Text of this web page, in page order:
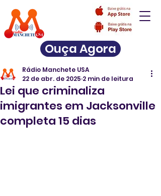
Ouça Agora
Lei que criminaliza
imigrantes em Jacksonville
completa 15 dias
Rádio Manchete USA
22 de abr. de 2025 2 min de leitura